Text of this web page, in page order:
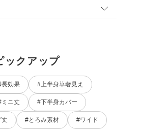
ックアップ
長効果 #上半身華奢見え
ミニ丈 #下半身カバー
丈 #とろみ素材 #ワイド